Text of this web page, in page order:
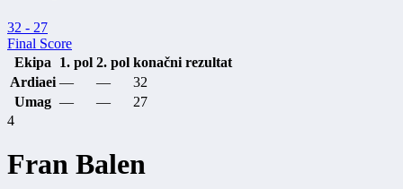
32 - 27
Final Score
Ekipa
1. pol 2. pol konačni rezultat
Ardiaei — —
32
Umag — —
27
4
Fran Balen